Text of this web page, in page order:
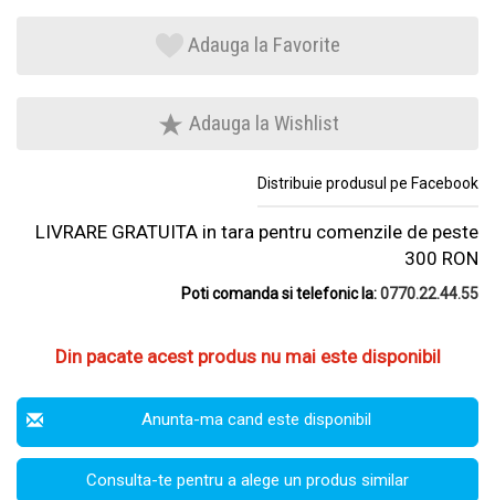
Adauga la Favorite
Adauga la Wishlist
Distribuie produsul pe Facebook
LIVRARE GRATUITA in tara pentru comenzile de peste
300 RON
Poti comanda si telefonic la:0770.22.44.55
Din pacate acest produs nu mai este disponibil
Anunta-ma cand este disponibil
Consulta-te pentru a alege un produs similar